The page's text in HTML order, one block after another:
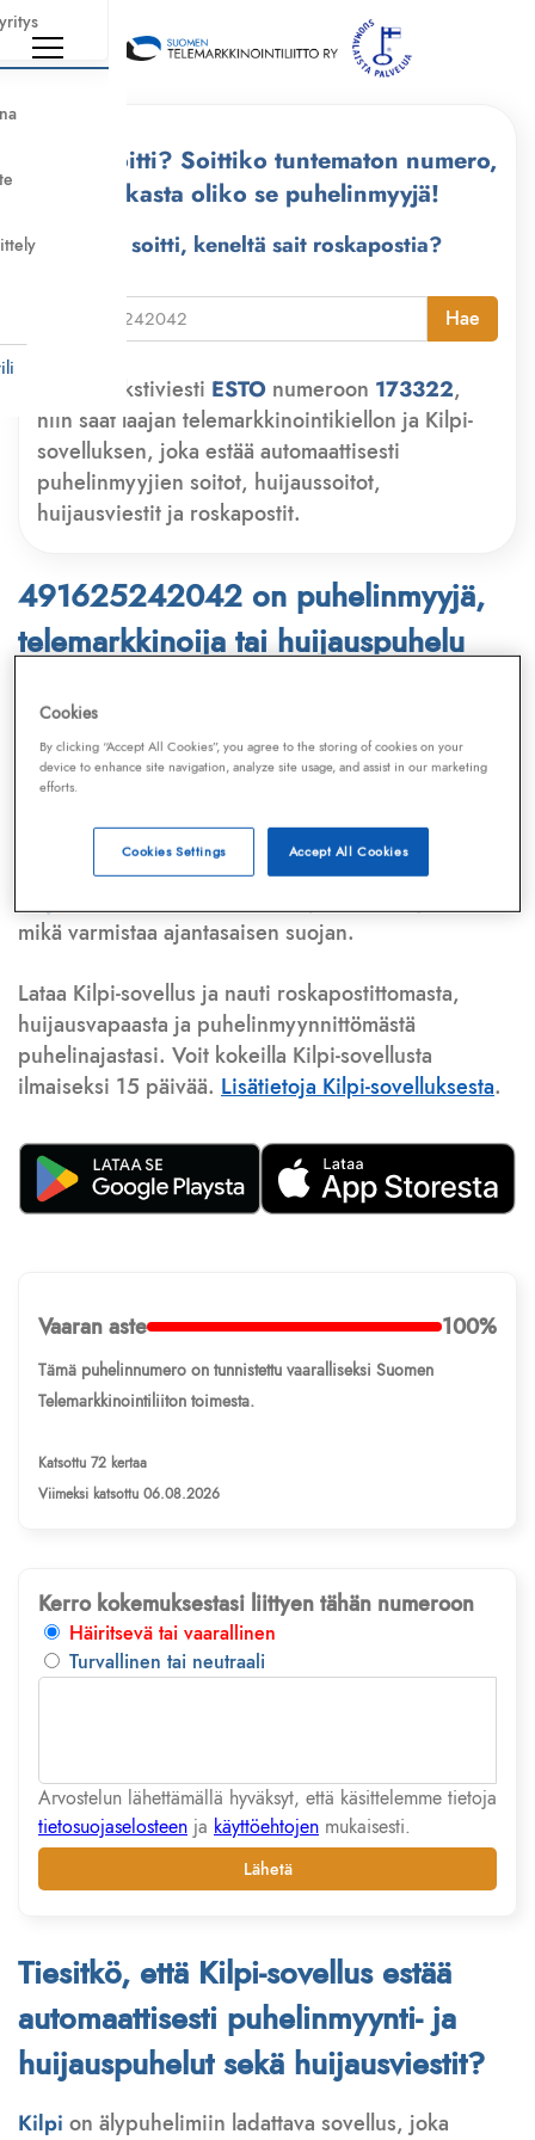
Kuka soitti? Soittiko tuntematon numero,
tarkasta oliko se puhelinmyyjä!
Kuka soitti, keneltä sait roskapostia?
Hae
Lähetä tekstiviesti ESTO numeroon 173322,
niin saat laajan telemarkkinointikiellon ja Kilpi-
sovelluksen, joka estää automaattisesti
puhelinmyyjien soitot, huijaussoitot,
huijausviestit ja roskapostit.
491625242042 on puhelinmyyjä,
telemarkkinoija tai huijauspuhelu
Puhelinnumero
Telemarkkinointiliiton jaKilpi-sovelluksen
tietokannasta, joka kattaa satoja tuhansia
Lisäksi tunnistamme automaattisesti, jos kyseessä on
puhelinhuijarin numero, sähköpostiosoitetai
huijausviesti. Tietokantaamme päivitetään jatkuvasti,
mikä varmistaa ajantasaisen suojan.
Lataa Kilpi-sovellus ja nauti roskapostittomasta,
huijausvapaasta ja puhelinmyynnittömästä
puhelinajastasi. Voit kokeilla Kilpi-sovellusta
ilmaiseksi 15 päivää. Lisätietoja Kilpi-sovelluksesta.
Vaaran aste 100%
Tämä puhelinnumero on tunnistettu vaaralliseksi Suomen
Telemarkkinointiliiton toimesta.
Katsottu 72 kertaa
Viimeksi katsottu 06.08.2026
Kerro kokemuksestasi liittyen tähän numeroon
Häiritsevä tai vaarallinen
Turvallinen tai neutraali
Arvostelun lähettämällä hyväksyt, että käsittelemme tietoja
tietosuojaselosteen ja käyttöehtojen mukaisesti.
Lähetä
Tiesitkö, että Kilpi-sovellus estää
automaattisesti puhelinmyynti- ja
huijauspuhelut sekä huijausviestit?
Kilpi on älypuhelimiin ladattava sovellus, joka
Cookies
By clicking “Accept All Cookies”, you agree to the storing of cookies on your
device to enhance site navigation, analyze site usage, and assist in our marketing
efforts.
Accept All Cookies
Cookies Settings